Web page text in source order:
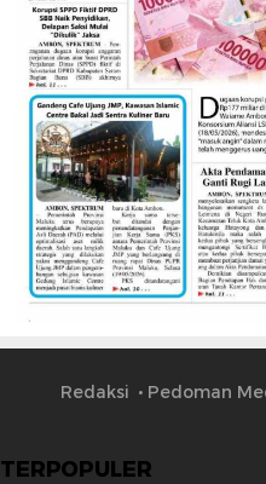
Redaksi Pedoman
TERPOPULER